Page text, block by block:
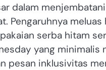
dalam
Pengaruhnya meluas
serba hitam
yang minimalis
pesan inklusivitas